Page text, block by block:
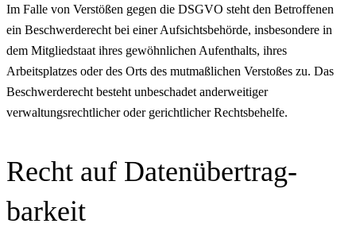
Im Falle von Verstößen gegen die DSGVO steht den Betroffenen
ein Beschwerderecht bei einer Aufsichtsbehörde, insbesondere in
dem Mitgliedstaat ihres gewöhnlichen Aufenthalts, ihres
Arbeitsplatzes oder des Orts des mutmaßlichen Verstoßes zu. Das
Beschwerderecht besteht unbeschadet anderweitiger
verwaltungsrechtlicher oder gerichtlicher Rechtsbehelfe.
Recht auf Daten­übertrag­
barkeit